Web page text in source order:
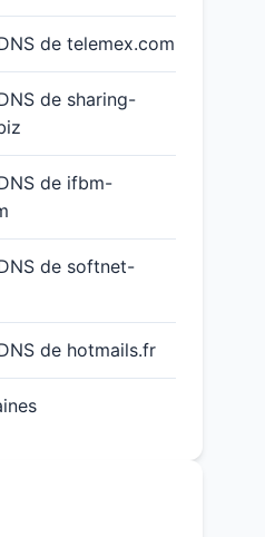
de telemex.com
de sharing-
de ifbm-
de softnet-
de hotmails.fr